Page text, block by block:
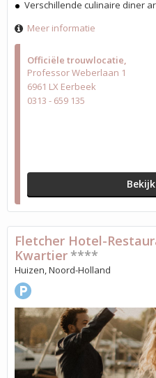
Officiële trouwlocatie
Professor Weberlaan 1
6961 LX Eerbeek
0313 - 659 135
Verschillende culinaire diner
Meer informatie
Fletcher Hotel-
Kwartier ****
Huizen, Noord-Holland